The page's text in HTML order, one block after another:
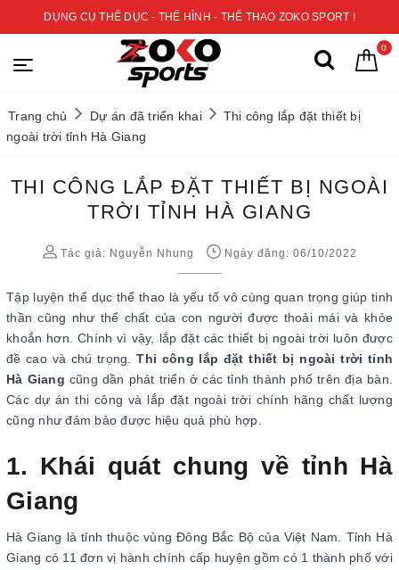
DỤNG CỤ THỂ DỤC - THỂ HÌNH - THỂ THAO ZOKO SPORT !
0
Trang chủ Dự án đã triển khai
Thi công lắp đặt thiết bị
ngoài trời tỉnh Hà Giang
THI CÔNG LẮP ĐẶT THIẾT BỊ NGOÀI
TRỜI TỈNH HÀ GIANG
Tác giả: Nguyễn Nhung Ngày đăng: 06/10/2022
Tập luyện thể dục thể thao là yếu tố vô cùng quan trọng giúp tinh
thần cũng như thể chất của con người được thoải mái và khỏe
khoắn hơn. Chính vì vậy, lắp đặt các thiết bị ngoài trời luôn được
đề cao và chú trọng.Thi công lắp đặt thiết bị ngoài trời tỉnh
Hà Giang cũng dần phát triển ở các tỉnh thành phố trên địa bàn.
Các dự án thi công và lắp đặt ngoài trời chính hãng chất lượng
cũng như đảm bảo được hiệu quả phù hợp.
1. Khái quát chung về tỉnh Hà
Giang
Hà Giang là tỉnh thuộc vùng Đông Bắc Bộ của Việt Nam. Tỉnh Hà
Giang có 11 đơn vị hành chính cấp huyện gồm có 1 thành phố với